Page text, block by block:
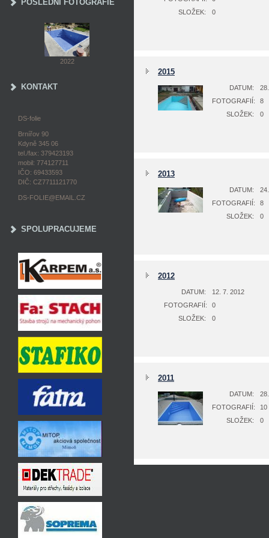
SLOŽEK:
0
2015
DATUM:
FOTOGRAFIÍ:
8
SLOŽEK:
0
2013
DATUM:
FOTOGRAFIÍ:
8
SLOŽEK:
0
2012
DATUM:
12. 7. 2012
FOTOGRAFIÍ:
0
SLOŽEK:
0
2011
DATUM:
FOTOGRAFIÍ:
10
SLOŽEK:
0
POSLEDNÍ FOTOGRAFIE
2022
KONTAKT
DS-folie
Brnířov 90
Kdyně 345 06
tel./fax: 379423193
mobil: 774127711
IČO: 69433593
DIČ: CZ7711121770
DS-FOLIE@EMAIL.CZ
SPOLUPRACUJEME